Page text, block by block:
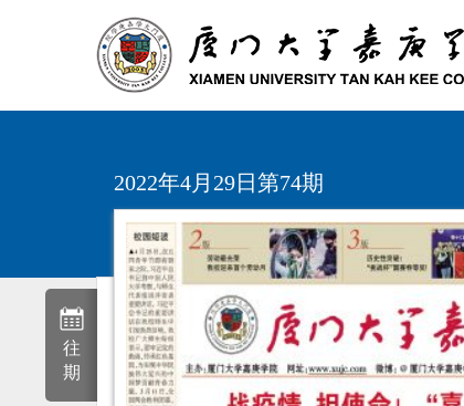
往
期
2022年4月29日第74期